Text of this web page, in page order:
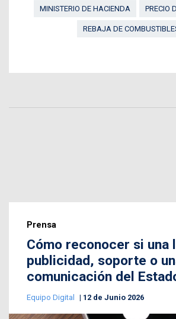
MINISTERIO DE HACIENDA PRECIO
REBAJA DE
Prensa
Cómo reconocer si una
publicidad, soporte o
comunicación del
Equipo Digital 12 de Junio 2026